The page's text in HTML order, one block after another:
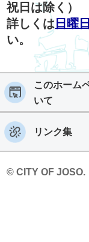
祝日は除く）
詳しくは 日曜
い。
このホーム
いて
リンク集
© CITY OF JOSO.